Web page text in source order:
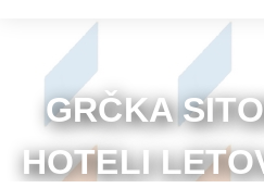
GRČKA
HOTELI